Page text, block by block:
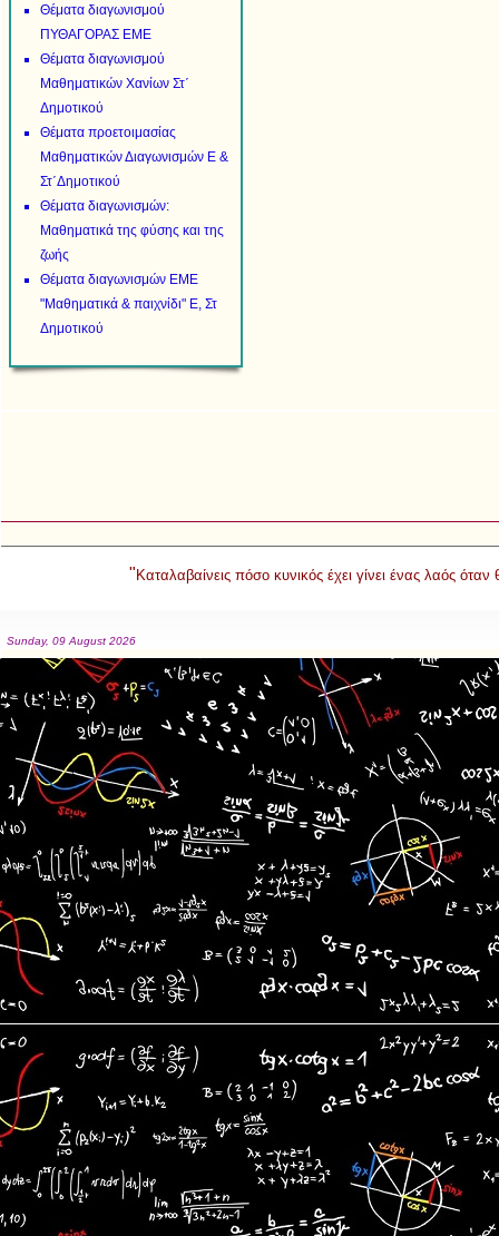
Θέματα διαγωνισμού
ΠΥΘΑΓΟΡΑΣ ΕΜΕ
Θέματα διαγωνισμού
Μαθηματικών Χανίων Στ΄
Δημοτικού
Θέματα προετοιμασίας
Μαθηματικών Διαγωνισμών Ε &
Στ΄Δημοτικού
Θέματα διαγωνισμών:
Μαθηματικά της φύσης και της
ζωής
Θέματα διαγωνισμών ΕΜΕ
"Μαθηματικά & παιχνίδι" Ε, Στ
Δημοτικού
" Καταλαβαίνεις πόσο κυνικός έχει γίνει ένας λαός
Sunday, 09 August 2026